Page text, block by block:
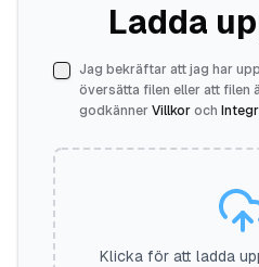
Ladda
Jag bekräftar att jag har
översätta filen eller att filen
godkänner Villkor och
Klicka för att ladda